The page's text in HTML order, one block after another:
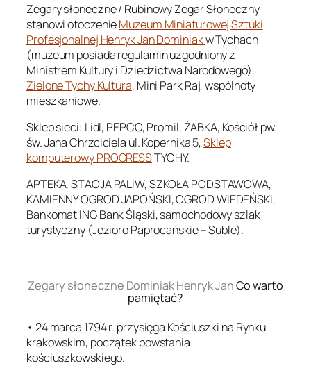
Zegary słoneczne / Rubinowy Zegar Słoneczny
stanowi otoczenieMuzeum Miniaturowej Sztuki
Profesjonalnej Henryk Jan Dominiakw Tychach
(muzeum posiada regulamin uzgodniony z
Ministrem Kultury i Dziedzictwa Narodowego).
Zielone Tychy Kultura, Mini Park Raj, wspólnoty
mieszkaniowe.
Sklep sieci: Lidl, PEPCO, Promil, ŻABKA, Kościół pw.
św. Jana Chrzciciela ul. Kopernika 5,Sklep
komputerowy PROGRESSTYCHY.
APTEKA, STACJA PALIW, SZKOŁA PODSTAWOWA,
KAMIENNY OGRÓD JAPOŃSKI, OGRÓD WIEDEŃSKI,
Bankomat ING Bank Śląski, samochodowy szlak
turystyczny (Jezioro Paprocańskie – Suble).
Zegary słoneczne Dominiak Henryk JanCo warto
pamiętać?
• 24 marca 1794 r. przysięga Kościuszki na Rynku
krakowskim, początek powstania
kościuszkowskiego.